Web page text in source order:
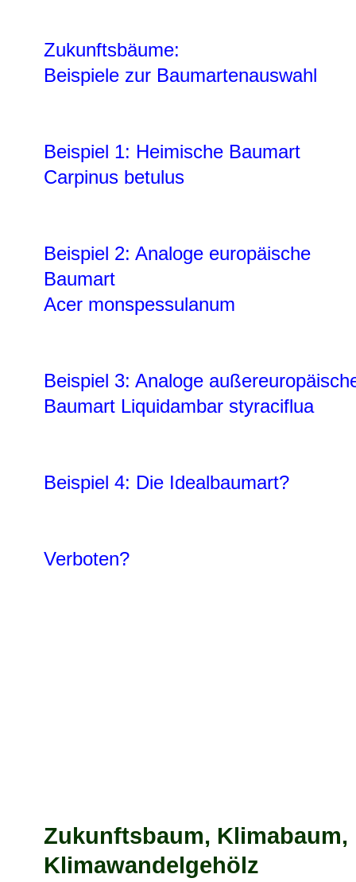
Zukunftsbäume:
Beispiele zur Baumartenauswahl
Beispiel 1: Heimische Baumart
Carpinus betulus
Beispiel 2: Analoge europäische
Baumart
Acer monspessulanum
Beispiel 3: Analoge
Baumart Liquidambar styraciflua
Beispiel 4: Die Idealbaumart?
Verboten?
Zukunftsbaum, Klimabaum,
Klimawandelgehölz